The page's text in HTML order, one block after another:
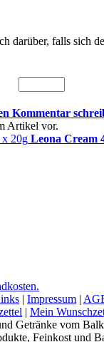
darüber, falls sich
Kommentar
Artikel vor.
Leona Cream
| Impressum |
| Mein
Getränke vom
Feinkost und